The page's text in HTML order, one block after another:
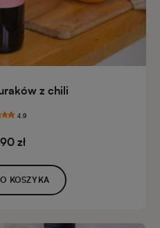
z chili
4.9
zł
KOSZYKA